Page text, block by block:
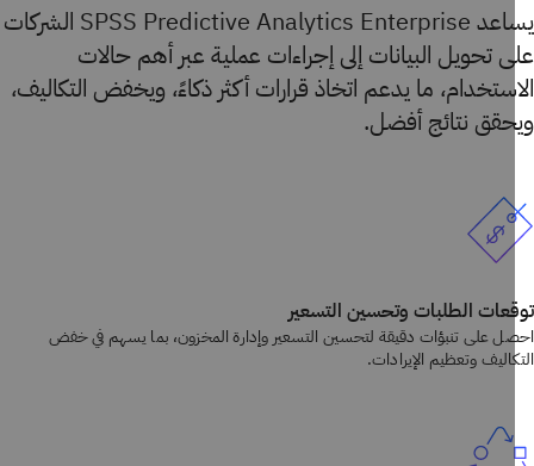
يساعد SPSS Predictive Analytics Enterprise الشركات
تحويل البيانات إلى إجراءات عملية عبر أهم حالات
ما يدعم اتخاذ قرارات أكثر ذكاءً، ويخفض التكاليف،
نتائج أفضل.
الطلبات وتحسين التسعير
على تنبؤات دقيقة لتحسين التسعير وإدارة المخزون، بما يسهم في خفض
وتعظيم الإيرادات.